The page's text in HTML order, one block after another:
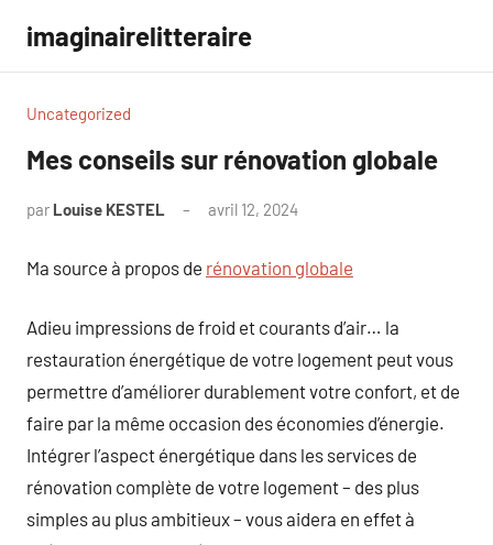
contenu
imaginairelitteraire
Uncategorized
Mes conseils sur rénovation globale
par Louise KESTEL avril 12, 2024
Ma source à propos de rénovation globale
Adieu impressions de froid et courants d’air… la
restauration énergétique de votre logement peut vous
permettre d’améliorer durablement votre confort, et de
faire par la même occasion des économies d’énergie.
Intégrer l’aspect énergétique dans les services de
rénovation complète de votre logement – des plus
simples au plus ambitieux – vous aidera en effet à